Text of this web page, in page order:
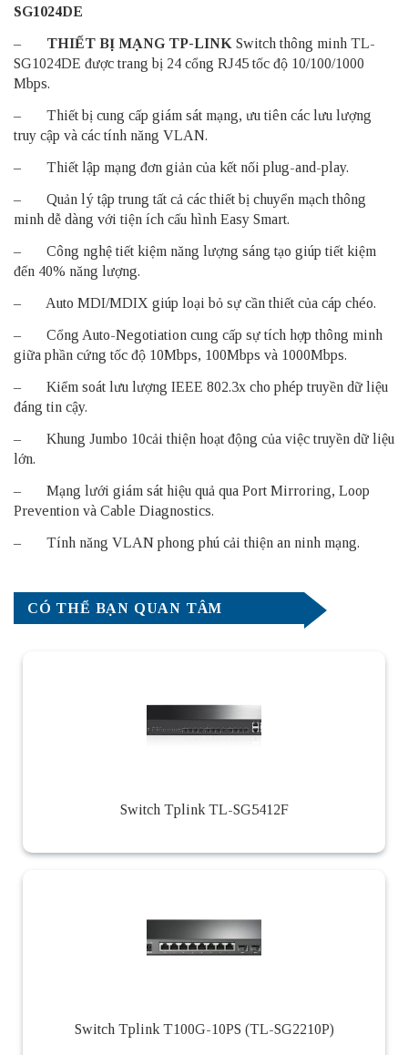
SG1024DE
– THIẾT BỊ MẠNG TP-LINK Switch thông minh TL-
SG1024DE được trang bị 24 cổng RJ45 tốc độ 10/100/1000
Mbps.
– Thiết bị cung cấp giám sát mạng, ưu tiên các lưu lượng
truy cập và các tính năng VLAN.
– Thiết lập mạng đơn giản của kết nối plug-and-play.
– Quản lý tập trung tất cả các thiết bị chuyển mạch thông
minh dễ dàng với tiện ích cấu hình Easy Smart.
– Công nghệ tiết kiệm năng lượng sáng tạo giúp tiết kiệm
đến 40% năng lượng.
– Auto MDI/MDIX giúp loại bỏ sự cần thiết của cáp chéo.
– Cổng Auto-Negotiation cung cấp sự tích hợp thông minh
giữa phần cứng tốc độ 10Mbps, 100Mbps và 1000Mbps.
– Kiểm soát lưu lượng IEEE 802.3x cho phép truyền dữ liệu
đáng tin cậy.
– Khung Jumbo 10cải thiện hoạt động của việc truyền dữ liệu
lớn.
– Mạng lưới giám sát hiệu quả qua Port Mirroring, Loop
Prevention và Cable Diagnostics.
– Tính năng VLAN phong phú cải thiện an ninh mạng.
CÓ THỂ BẠN QUAN TÂM
Switch Tplink TL-SG5412F
Switch Tplink T100G-10PS (TL-SG2210P)